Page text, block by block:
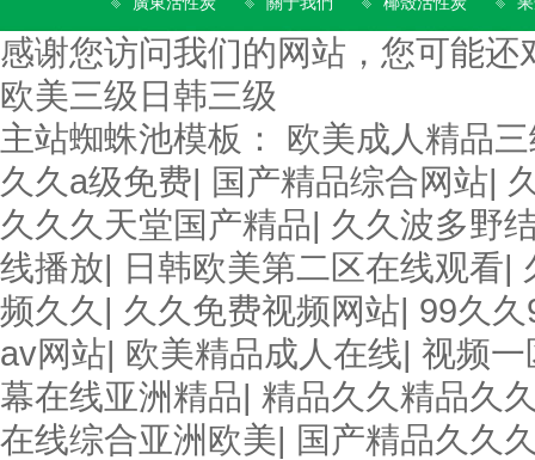
感谢您访问我们的网站，您可能还
欧美三级日韩三级
主站蜘蛛池模板： 欧美成人精品
久久a级免费| 国产精品综合网站|
久久久天堂国产精品| 久久波多野
线播放| 日韩欧美第二区在线观看|
频久久 | 久久免费视频网站| 99久久
av网站| 欧美精品成人在线| 视频一
幕在线亚洲精品| 精品久久精品久
在线综合亚洲欧美| 国产精品久久